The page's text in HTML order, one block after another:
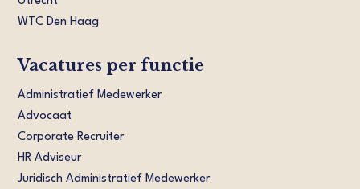
WTC Den Haag
Vacatures per functie
Administratief Medewerker
Advocaat
Corporate Recruiter
HR Adviseur
Juridisch Administratief Medewerker